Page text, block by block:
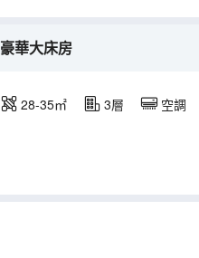
豪華大床房
28-35㎡ 3層 空調